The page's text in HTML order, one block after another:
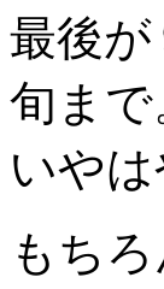
最後
旬まで
いや
もち